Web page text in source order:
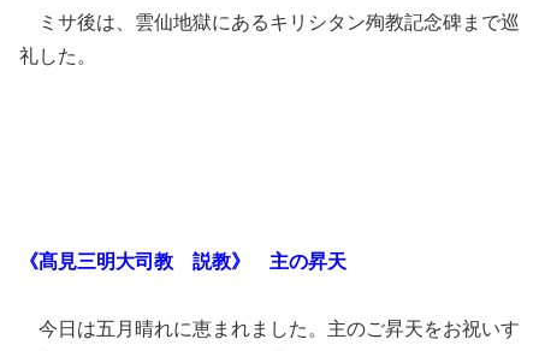
ミサ後は、雲仙地獄にあるキリシタン殉教記念碑まで巡
礼した。
《髙見三明大司教 説教》 主の昇天
今日は五月晴れに恵まれました。主のご昇天をお祝いす